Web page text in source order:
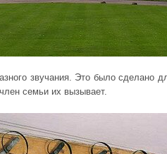
звучания. Это было сделано
семьи их вызывает.